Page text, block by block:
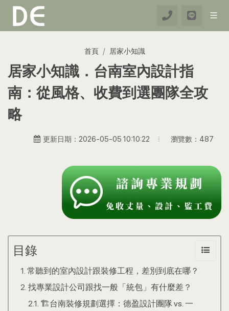
首頁 居家小知識
居家小知識．台南室內設計指
南：從風格、收費到選團隊全攻
略
更新日期：2026-05-05 10:10:22 瀏覽數：487
目錄
常聽到的室內設計跟裝修工程，差別到底在哪？
找專業設計公司跟找一般「統包」有什麼差？
🏗️台南裝修規劃選擇：德盈設計團隊 vs. 一